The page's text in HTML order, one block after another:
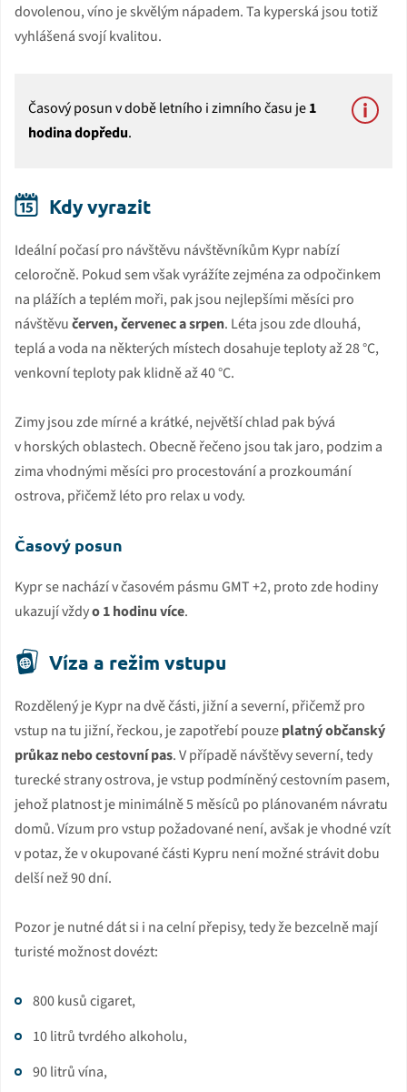
dovolenou, víno je skvělým nápadem. Ta kyperská jsou totiž
vyhlášená svojí kvalitou.
Časový posun v době letního i zimního času je1
hodina dopředu.
Kdy vyrazit
Ideální počasí pro návštěvu návštěvníkům Kypr nabízí
celoročně. Pokud sem však vyrážíte zejména za odpočinkem
na plážích a teplém moři, pak jsou nejlepšími měsíci pro
návštěvučerven, červenec a srpen. Léta jsou zde dlouhá,
teplá a voda na některých místech dosahuje teploty až 28 °C,
venkovní teploty pak klidně až 40 °C.
Zimy jsou zde mírné a krátké, největší chlad pak bývá
v horských oblastech. Obecně řečeno jsou tak jaro, podzim a
zima vhodnými měsíci pro procestování a prozkoumání
ostrova, přičemž léto pro relax u vody.
Časový posun
Kypr se nachází v časovém pásmu GMT +2, proto zde hodiny
ukazují vždyo 1 hodinu více.
Víza a režim vstupu
Rozdělený je Kypr na dvě části, jižní a severní, přičemž pro
vstup na tu jižní, řeckou, je zapotřebí pouzeplatný občanský
průkaz nebo cestovní pas. V případě návštěvy severní, tedy
turecké strany ostrova, je vstup podmíněný cestovním pasem,
jehož platnost je minimálně 5 měsíců po plánovaném návratu
domů. Vízum pro vstup požadované není, avšak je vhodné vzít
v potaz, že v okupované části Kypru není možné strávit dobu
delší než 90 dní.
Pozor je nutné dát si i na celní přepisy, tedy že bezcelně mají
turisté možnost dovézt:
800 kusů cigaret,
10 litrů tvrdého alkoholu,
90 litrů vína,